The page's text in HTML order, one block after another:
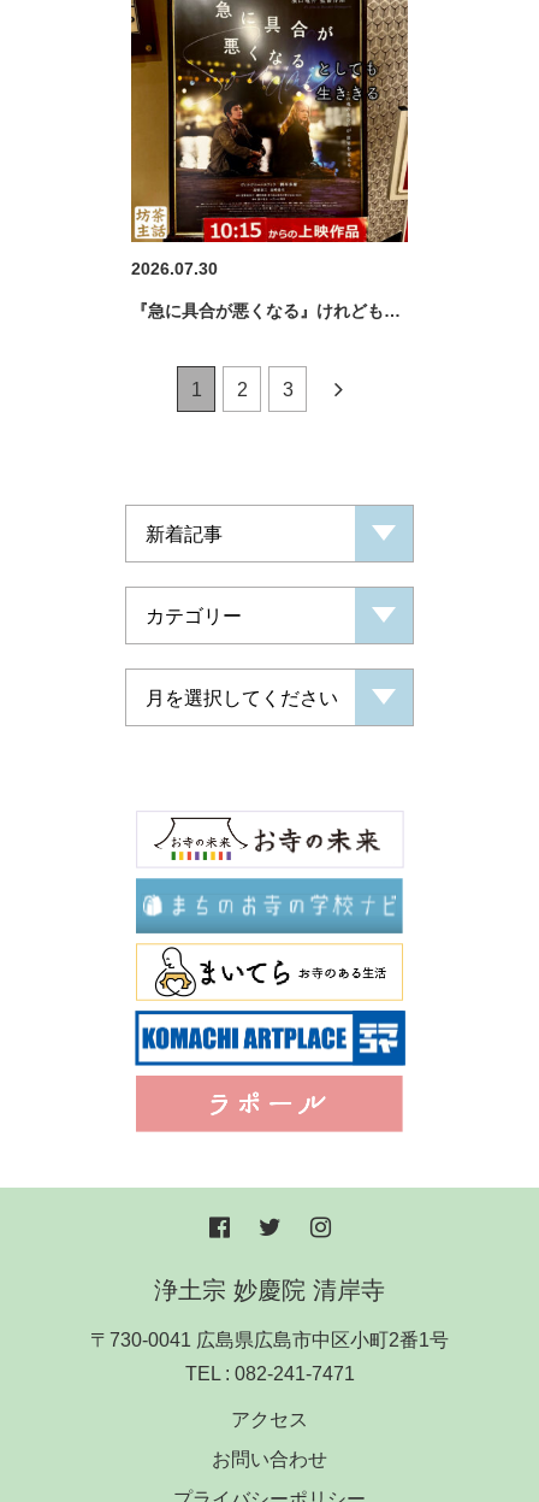
2026.07.30
『急に具合が悪くなる』けれども…
1 2 3
浄土宗 妙慶院 清岸寺
〒730-0041 広島県広島市中区小町2番1号
TEL : 082-241-7471
アクセス
お問い合わせ